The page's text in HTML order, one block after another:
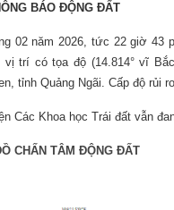
BÁO ĐỘNG ĐẤT
02 năm 2026, tức 22 giờ 43
trí có tọa độ (14.814° vĩ
tỉnh Quảng Ngãi. Cấp độ rủi
Các Khoa học Trái đất vẫn
CHẤN TÂM ĐỘNG ĐẤT